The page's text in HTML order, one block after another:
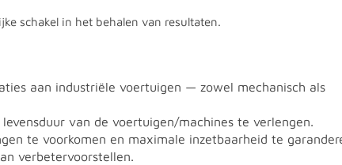
schakel in het behalen van resultaten.
aan industriële voertuigen — zowel mechanisch als
van de voertuigen/machines te verlengen.
te voorkomen en maximale inzetbaarheid te
verbetervoorstellen.